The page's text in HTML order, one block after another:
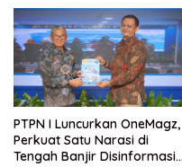
PTPN I Luncurkan OneMagz,
Perkuat Satu Narasi di
Tengah Banjir Disinformasi